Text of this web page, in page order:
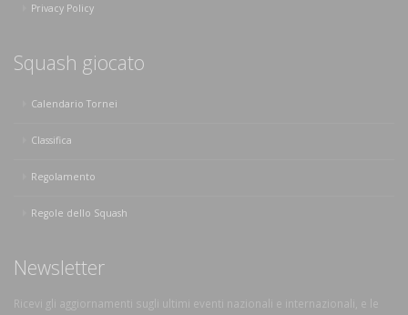
Privacy Policy
Squash giocato
Calendario Tornei
Classifica
Regolamento
Regole dello Squash
Newsletter
Ricevi gli aggiornamenti sugli ultimi eventi nazionali e internazionali, e le